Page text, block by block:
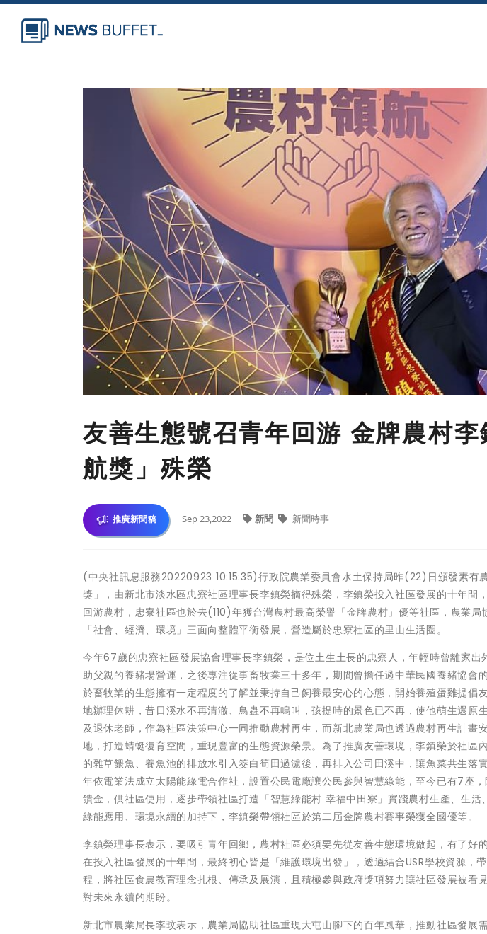
友善生態號召青年回游 金牌農村
航獎」殊榮
推廣新聞稿 Sep 23,2022 新聞 新聞時事
(中央社訊息服務20220923 10:15:35)行政院農業委員會水土保持局昨(22)日頒發素有
獎」，由新北市淡水區忠寮社區理事長李鎮榮摘得殊榮，李鎮榮投入社區發展的十年間
回游農村，忠寮社區也於去(110)年獲台灣農村最高榮譽「金牌農村」優等社區，農業
「社會、經濟、環境」三面向整體平衡發展，營造屬於忠寮社區的里山生活圈。
今年67歲的忠寮社區發展協會理事長李鎮榮，是位土生土長的忠寮人，年輕時曾離家出
助父親的養豬場營運，之後專注從事畜牧業三十多年，期間曾擔任過中華民國養豬協會
於畜牧業的生態擁有一定程度的了解並秉持自己飼養最安心的心態，開始養殖蛋雞提倡
地辦理休耕，昔日溪水不再清澈、鳥蟲不再鳴叫，孩提時的景色已不再，使他萌生還原
及退休老師，作為社區決策中心一同推動農村再生，而新北農業局也透過農村再生計畫
地，打造蜻蜓復育空間，重現豐富的生態資源榮景。為了推廣友善環境，李鎮榮於社區
的雜草餵魚、養魚池的排放水引入筊白筍田過濾後，再排入公司田溪中，讓魚菜共生落
年依電業法成立太陽能綠電合作社，設置公民電廠讓公民參與智慧綠能，至今已有7座
饋金，供社區使用，逐步帶領社區打造「智慧綠能村 幸福中田寮」實踐農村生產、生
綠能應用、環境永續的加持下，李鎮榮帶領社區於第二屆金牌農村賽事榮獲全國優等。
李鎮榮理事長表示，要吸引青年回鄉，農村社區必須要先從友善生態環境做起，有了好
在投入社區發展的十年間，最終初心皆是「維護環境出發」，透過結合USR學校資源，
程，將社區食農教育理念扎根、傳承及展演，且積極參與政府獎項努力讓社區發展被看
對未來永續的期盼。
新北市農業局長李玟表示，農業局協助社區重現大屯山腳下的百年風華，推動社區發展